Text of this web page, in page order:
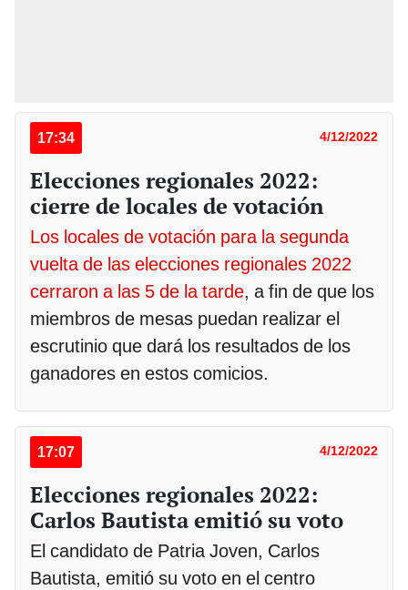
17:34 4/12/2022
Elecciones regionales 2022:
cierre de locales de votación
Los locales de votación para la segunda
vuelta de las elecciones regionales 2022
cerraron a las 5 de la tarde, a fin de que los
miembros de mesas puedan realizar el
escrutinio que dará los resultados de los
ganadores en estos comicios.
17:07 4/12/2022
Elecciones regionales 2022:
Carlos Bautista emitió su voto
El candidato de Patria Joven, Carlos
Bautista, emitió su voto en el centro